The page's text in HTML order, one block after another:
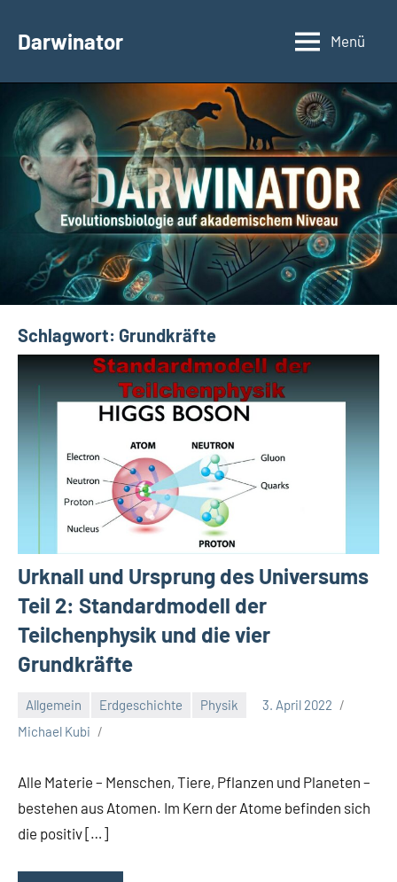
InhaltDarwinator
Evolutionsbiologie
Menü
Schlagwort: Grundkräfte
Urknall und Ursprung des Universums
Teil 2: Standardmodell der
Teilchenphysik und die vier
Grundkräfte
Allgemein Erdgeschichte Physik
3. April 2022
Michael Kubi
Alle Materie – Menschen, Tiere, Pflanzen und Planeten –
bestehen aus Atomen. Im Kern der Atome befinden sich
die positiv […]